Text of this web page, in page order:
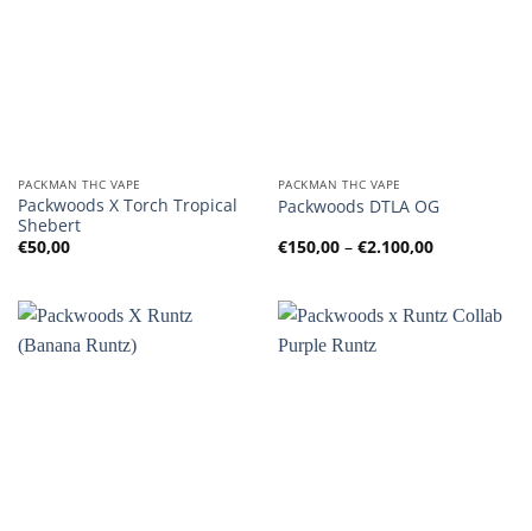
PACKMAN THC VAPE
Packwoods X Torch Tropical
Shebert
€50,00
PACKMAN THC VAPE
Packwoods DTLA OG
€150,00 – €2.100,00